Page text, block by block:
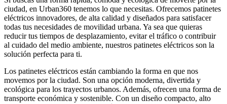
ciudad, en Urban360 tenemos lo que necesitas. Ofrecemos patinetes
eléctricos innovadores, de alta calidad y diseñados para satisfacer
todas tus necesidades de movilidad urbana. Ya sea que quieras
reducir tus tiempos de desplazamiento, evitar el tráfico o contribuir
al cuidado del medio ambiente, nuestros patinetes eléctricos son la
solución perfecta para ti.
Los patinetes eléctricos están cambiando la forma en que nos
movemos por la ciudad. Son una opción moderna, divertida y
ecológica para los trayectos urbanos. Además, ofrecen una forma de
transporte económica y sostenible. Con un diseño compacto, alto